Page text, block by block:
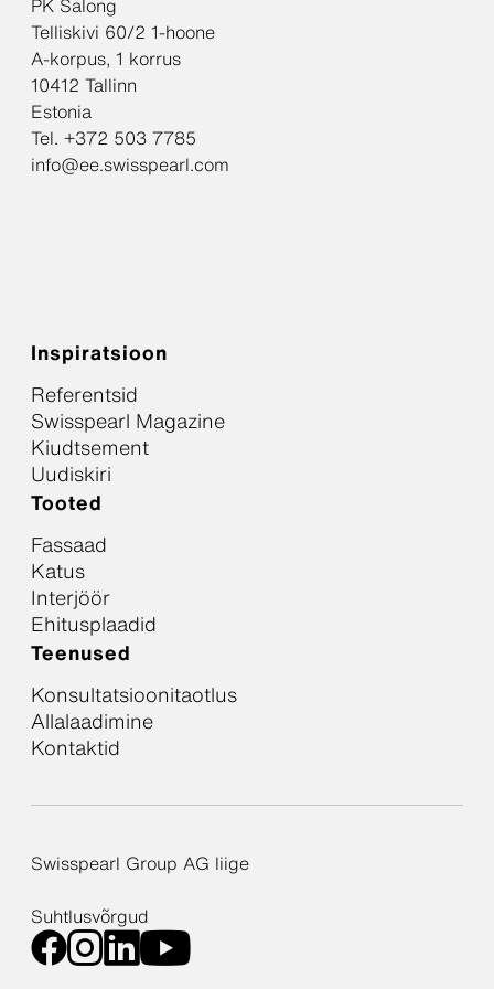
PK Salong
Telliskivi 60/2 1-hoone
A-korpus, 1 korrus
10412 Tallinn
Estonia
Tel. +372 503 7785
info@ee.swisspearl.com
Inspiratsioon
Referentsid
Swisspearl Magazine
Kiudtsement
Uudiskiri
Tooted
Fassaad
Katus
Interjöör
Ehitusplaadid
Teenused
Konsultatsioonitaotlus
Allalaadimine
Kontaktid
Swisspearl Group AG liige
Suhtlusvõrgud